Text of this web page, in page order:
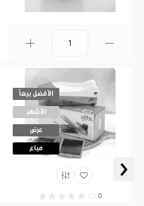
‹
الأفضل بيعاً
الأشهر
عرض
مباع
0